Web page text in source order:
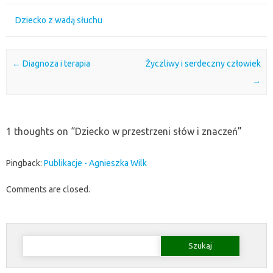
Dziecko z wadą słuchu
Post navigation
← Diagnoza i terapia
Życzliwy i serdeczny człowiek
→
1 thoughts on “Dziecko w przestrzeni słów i znaczeń”
Pingback: Publikacje - Agnieszka Wilk
Comments are closed.
Szukaj: